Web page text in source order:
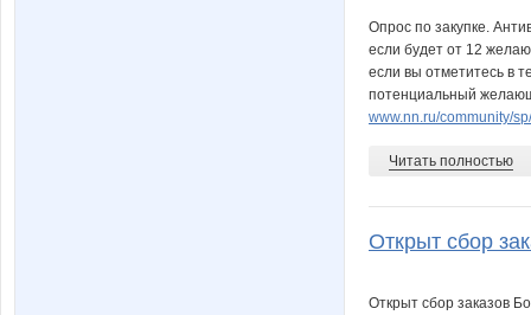
Опрос по закупке.
если будет от 12
если вы отметитесь в
потенциальный
www.nn.ru/community/
Читать полностью
Открыт сбор
Открыт сбор заказов